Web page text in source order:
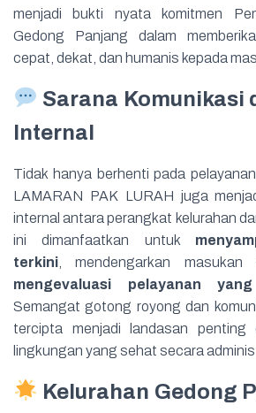
menjadi bukti nyata komitmen
Gedong Panjang dalam
cepat, dekat, dan humanis kepada
Sarana Komunikasi
Internal
Tidak hanya berhenti pada
LAMARAN PAK LURAH juga
internal antara perangkat kelurahan
ini dimanfaatkan untuk
terkini , mendengarkan
mengevaluasi pelayanan
Semangat gotong royong dan
tercipta menjadi landasan penting
lingkungan yang sehat secara
Kelurahan Gedong